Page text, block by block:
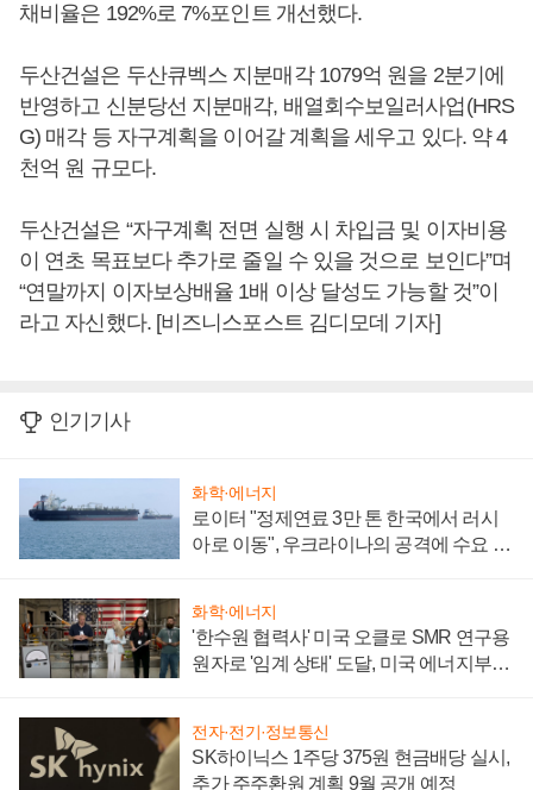
채비율은 192%로 7%포인트 개선했다.
두산건설은 두산큐벡스 지분매각 1079억 원을 2분기에
반영하고 신분당선 지분매각, 배열회수보일러사업(HRS
G) 매각 등 자구계획을 이어갈 계획을 세우고 있다. 약 4
천억 원 규모다.
두산건설은 “자구계획 전면 실행 시 차입금 및 이자비용
이 연초 목표보다 추가로 줄일 수 있을 것으로 보인다”며
“연말까지 이자보상배율 1배 이상 달성도 가능할 것”이
라고 자신했다. [비즈니스포스트 김디모데 기자]
인기기사
화학·에너지
로이터 "정제연료 3만 톤 한국에서 러시
아로 이동", 우크라이나의 공격에 수요 늘
화학·에너지
'한수원 협력사' 미국 오클로 SMR 연구용
원자로 '임계 상태' 도달, 미국 에너지부
전자·전기·정보통신
SK하이닉스 1주당 375원 현금배당 실시,
추가 주주환원 계획 9월 공개 예정